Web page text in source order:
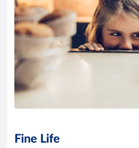
Fine Life